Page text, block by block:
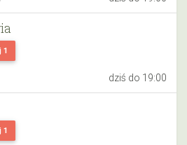
1
dziś do 19:00
1